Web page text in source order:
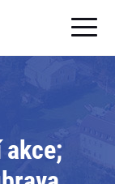
akce;